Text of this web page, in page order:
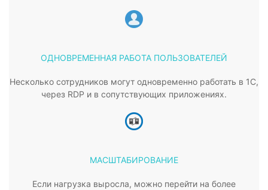
ОДНОВРЕМЕННАЯ РАБОТА ПОЛЬЗОВАТЕЛЕЙ
Несколько сотрудников могут одновременно работать в 1С,
через RDP и в сопутствующих приложениях.
МАСШТАБИРОВАНИЕ
Если нагрузка выросла, можно перейти на более